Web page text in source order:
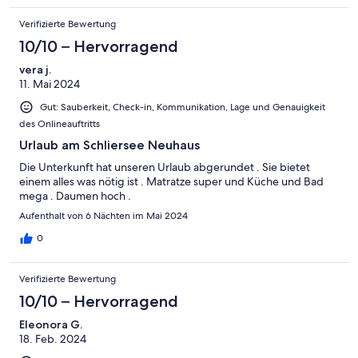
Verifizierte Bewertung
10/10 – Hervorragend
vera j.
11. Mai 2024
Gut: Sauberkeit, Check-in, Kommunikation, Lage und Genauigkeit
des Onlineauftritts
Urlaub am Schliersee Neuhaus
Die Unterkunft hat unseren Urlaub abgerundet . Sie bietet
einem alles was nötig ist . Matratze super und Küche und Bad
mega . Daumen hoch .
Aufenthalt von 6 Nächten im Mai 2024
0
Verifizierte Bewertung
10/10 – Hervorragend
Eleonora G.
18. Feb. 2024